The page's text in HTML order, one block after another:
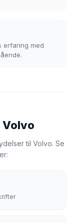
erfaring med
Volvo
til Volvo. Se